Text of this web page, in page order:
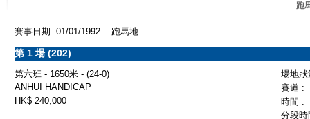
跑
賽事日期: 01/01/1992 跑馬地
第 1 場 (202)
第六班 - 1650米 - (24-0)
場地
ANHUI HANDICAP
賽道 :
HK$ 240,000
時間 :
分段